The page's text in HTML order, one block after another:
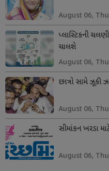
August 06,
પ્લાસ્ટિકની
ચાલશે
August 06,
છાત્રો સામે ઝૂકી
August 06,
સીમાંકન ખરડા
August 06,